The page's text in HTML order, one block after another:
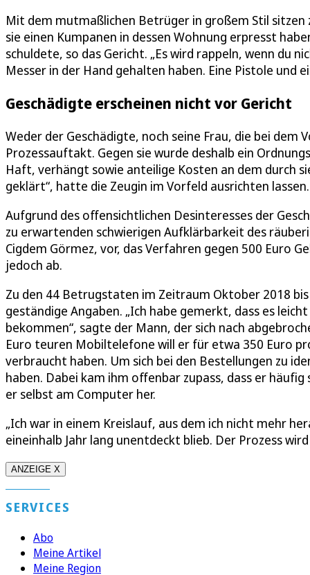
Mit dem mutmaßlichen Betrüger in großem Stil
sie einen Kumpanen in dessen Wohnung erpresst
schuldete, so das Gericht. „Es wird rappeln, wenn du
Messer in der Hand gehalten haben. Eine Pistole und
Geschädigte erscheinen nicht vor Gericht
Weder der Geschädigte, noch seine Frau, die bei
Prozessauftakt. Gegen sie wurde deshalb ein
Haft, verhängt sowie anteilige Kosten an dem durch
geklärt“, hatte die Zeugin im Vorfeld ausrichten lassen.
Aufgrund des offensichtlichen Desinteresses der
zu erwartenden schwierigen Aufklärbarkeit des
Cigdem Görmez, vor, das Verfahren gegen 500 Euro
jedoch ab.
Zu den 44 Betrugstaten im Zeitraum Oktober 2018
geständige Angaben. „Ich habe gemerkt, dass es
bekommen“, sagte der Mann, der sich nach
Euro teuren Mobiltelefone will er für etwa 350 Euro
verbraucht haben. Um sich bei den Bestellungen zu
haben. Dabei kam ihm offenbar zupass, dass er
er selbst am Computer her.
„Ich war in einem Kreislauf, aus dem ich nicht mehr
eineinhalb Jahr lang unentdeckt blieb. Der Prozess
ANZEIGE X
SERVICES
Abo
Meine Artikel
Meine Region